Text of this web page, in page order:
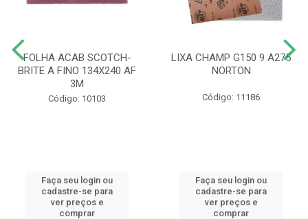
FOLHA ACAB SCOTCH-
BRITE A FINO 134X240 AF
3M
Código: 10103
Faça seu login ou
cadastre-se para
ver preços e
comprar
LIXA CHAMP G150 9 A275
NORTON
Código: 11186
Faça seu login ou
cadastre-se para
ver preços e
comprar